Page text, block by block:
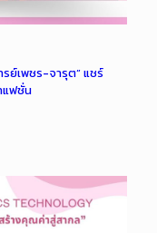
ย์เพชร-จารุต” แชร์
แฟชั่น